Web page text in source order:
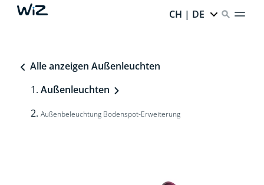
CH | DE
Alle anzeigen Außenleuchten
Außenleuchten
Außenbeleuchtung Bodenspot-Erweiterung